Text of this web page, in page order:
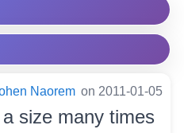
Naorem on 2011-01-05
size many times